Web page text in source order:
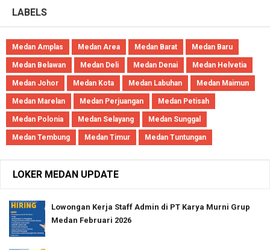
LABELS
Medan Amplas Medan Area Medan Barat Medan Baru
Medan Belawan Medan Deli Medan Denai Medan Helvetia
Medan Johor Medan Kota Medan Labuhan Medan Maimun
Medan Marelan Medan Perjuangan Medan Petisah
Medan Polonia Medan Selayang Medan Sunggal
Medan Tembung Medan Timur Medan Tuntungan
LOKER MEDAN UPDATE
Lowongan Kerja Staff Admin di PT Karya Murni Grup
Medan Februari 2026